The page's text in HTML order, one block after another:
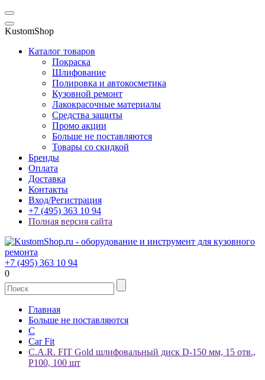
KustomShop
Каталог товаров
Покраска
Шлифование
Полировка и автокосметика
Кузовной ремонт
Лакокрасочные материалы
Средства защиты
Промо акции
Больше не поставляются
Товары со скидкой
Бренды
Оплата
Доставка
Контакты
Вход/Регистрация
+7 (495) 363 10 94
Полная версия сайта
+7 (495) 363 10 94
0
Главная
Больше не поставляются
C
Car Fit
C.A.R. FIT Gold шлифовальный диск D-150 мм, 15 отв.,
P100, 100 шт